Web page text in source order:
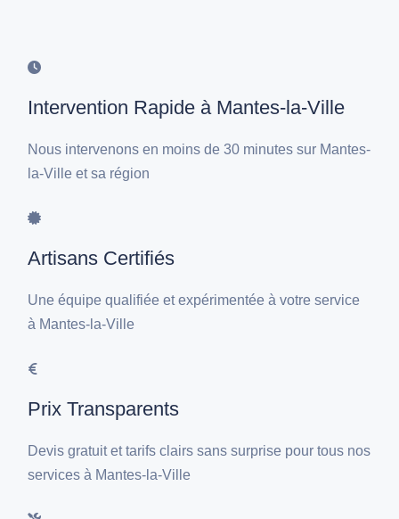
Intervention Rapide à Mantes-la-Ville
Nous intervenons en moins de 30 minutes sur Mantes-
la-Ville et sa région
Artisans Certifiés
Une équipe qualifiée et expérimentée à votre service
à Mantes-la-Ville
Prix Transparents
Devis gratuit et tarifs clairs sans surprise pour tous nos
services à Mantes-la-Ville